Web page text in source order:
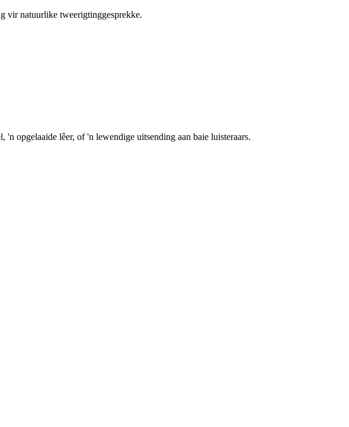
vir natuurlike tweerigtinggesprekke.
opgelaaide lêer, of 'n lewendige uitsending aan baie luisteraars.